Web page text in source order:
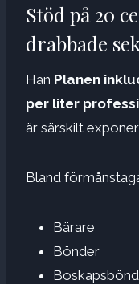
Stöd på 20
drabbade
Han Planen
per liter
är särskilt
Bland
Bärare
Bönder